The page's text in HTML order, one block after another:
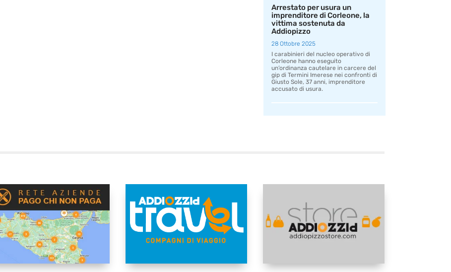
Arrestato per usura un
imprenditore di Corleone, la
vittima sostenuta da
Addiopizzo
28 Ottobre 2025
I carabinieri del nucleo operativo di
Corleone hanno eseguito
un’ordinanza cautelare in carcere del
gip di Termini Imerese nei confronti di
Giusto Sole, 37 anni, imprenditore
accusato di usura.